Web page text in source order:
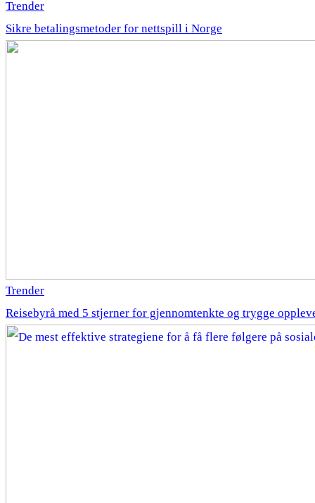
Trender
Sikre betalingsmetoder for nettspill i Norge
Trender
Reisebyrå med 5 stjerner for gjennomtenkte og trygge